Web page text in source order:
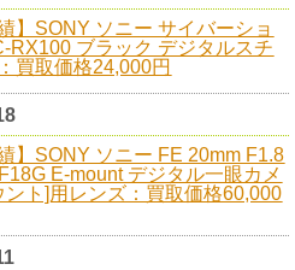
】SONY ソニー サイバーショ
RX100 ブラック デジタルスチ
買取価格24,000円
】SONY ソニー FE 20mm F1.8
E-mount デジタル一眼カメ
ント]用レンズ：買取価格60,000